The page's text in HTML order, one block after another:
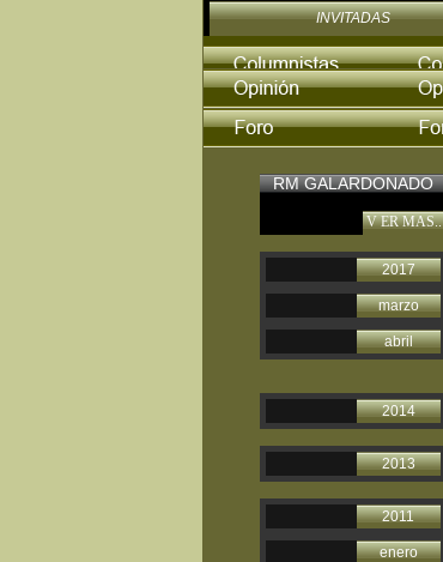
INVITADAS
RM GALARDONADO
V ER MAS..
2017
marzo
abril
2014
2013
2011
enero